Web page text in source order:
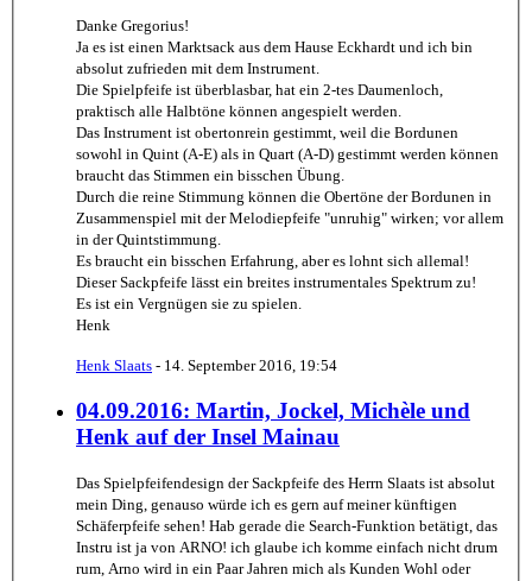
Danke Gregorius!
Ja es ist einen Marktsack aus dem Hause Eckhardt und ich bin
absolut zufrieden mit dem Instrument.
Die Spielpfeife ist überblasbar, hat ein 2-tes Daumenloch,
praktisch alle Halbtöne können angespielt werden.
Das Instrument ist obertonrein gestimmt, weil die Bordunen
sowohl in Quint (A-E) als in Quart (A-D) gestimmt werden können
braucht das Stimmen ein bisschen Übung.
Durch die reine Stimmung können die Obertöne der Bordunen in
Zusammenspiel mit der Melodiepfeife "unruhig" wirken; vor allem
in der Quintstimmung.
Es braucht ein bisschen Erfahrung, aber es lohnt sich allemal!
Dieser Sackpfeife lässt ein breites instrumentales Spektrum zu!
Es ist ein Vergnügen sie zu spielen.
Henk
Henk Slaats - 14. September 2016, 19:54
04.09.2016: Martin, Jockel, Michèle und
Henk auf der Insel Mainau
Das Spielpfeifendesign der Sackpfeife des Herrn Slaats ist absolut
mein Ding, genauso würde ich es gern auf meiner künftigen
Schäferpfeife sehen! Hab gerade die Search-Funktion betätigt, das
Instru ist ja von ARNO! ich glaube ich komme einfach nicht drum
rum, Arno wird in ein Paar Jahren mich als Kunden Wohl oder